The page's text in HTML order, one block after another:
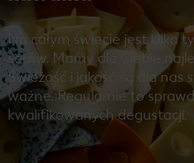
Na całym świecie jest kilka
serów. Mamy dla Ciebie
Świeżość i jakość są dla nas
ważne. Regularnie to
kwalifikowanych degustacji.